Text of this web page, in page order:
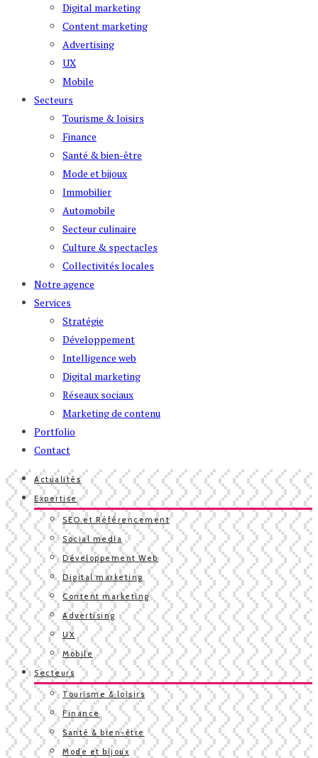
Digital marketing
Content marketing
Advertising
UX
Mobile
Secteurs
Tourisme & loisirs
Finance
Santé & bien-être
Mode et bijoux
Immobilier
Automobile
Secteur culinaire
Culture & spectacles
Collectivités locales
Notre agence
Services
Stratégie
Développement
Intelligence web
Digital marketing
Réseaux sociaux
Marketing de contenu
Portfolio
Contact
Actualités
Expertise
SEO et Référencement
Social media
Développement Web
Digital marketing
Content marketing
Advertising
UX
Mobile
Secteurs
Tourisme & loisirs
Finance
Santé & bien-être
Mode et bijoux